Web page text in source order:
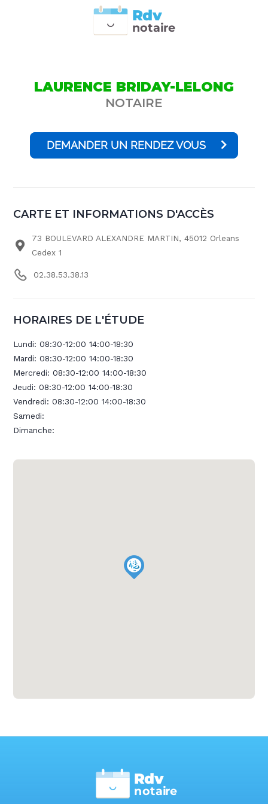
notaire
Rdv
LAURENCE BRIDAY-LELONG
NOTAIRE
DEMANDER UN RENDEZ VOUS
CARTE ET INFORMATIONS D'ACCÈS
73 BOULEVARD ALEXANDRE MARTIN, 45012 Orleans
Cedex 1
02.38.53.38.13
HORAIRES DE L'ÉTUDE
Lundi:08:30-12:00 14:00-18:30
Mardi:08:30-12:00 14:00-18:30
Mercredi:08:30-12:00 14:00-18:30
Jeudi:08:30-12:00 14:00-18:30
Vendredi:08:30-12:00 14:00-18:30
Samedi:
Dimanche:
notaire
Rdv